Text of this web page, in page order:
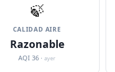
🍃
CALIDAD AIRE
Razonable
AQI 36 ·ayer